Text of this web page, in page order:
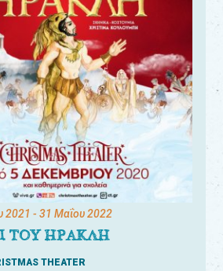
2021 - 31 Μαΐου 2022
ΤΟΥ ΗΡΑΚΛΗ
THEATER